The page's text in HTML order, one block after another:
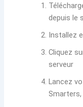
depuis le
Installez
Cliquez
serveur
Lancez
Smarters,